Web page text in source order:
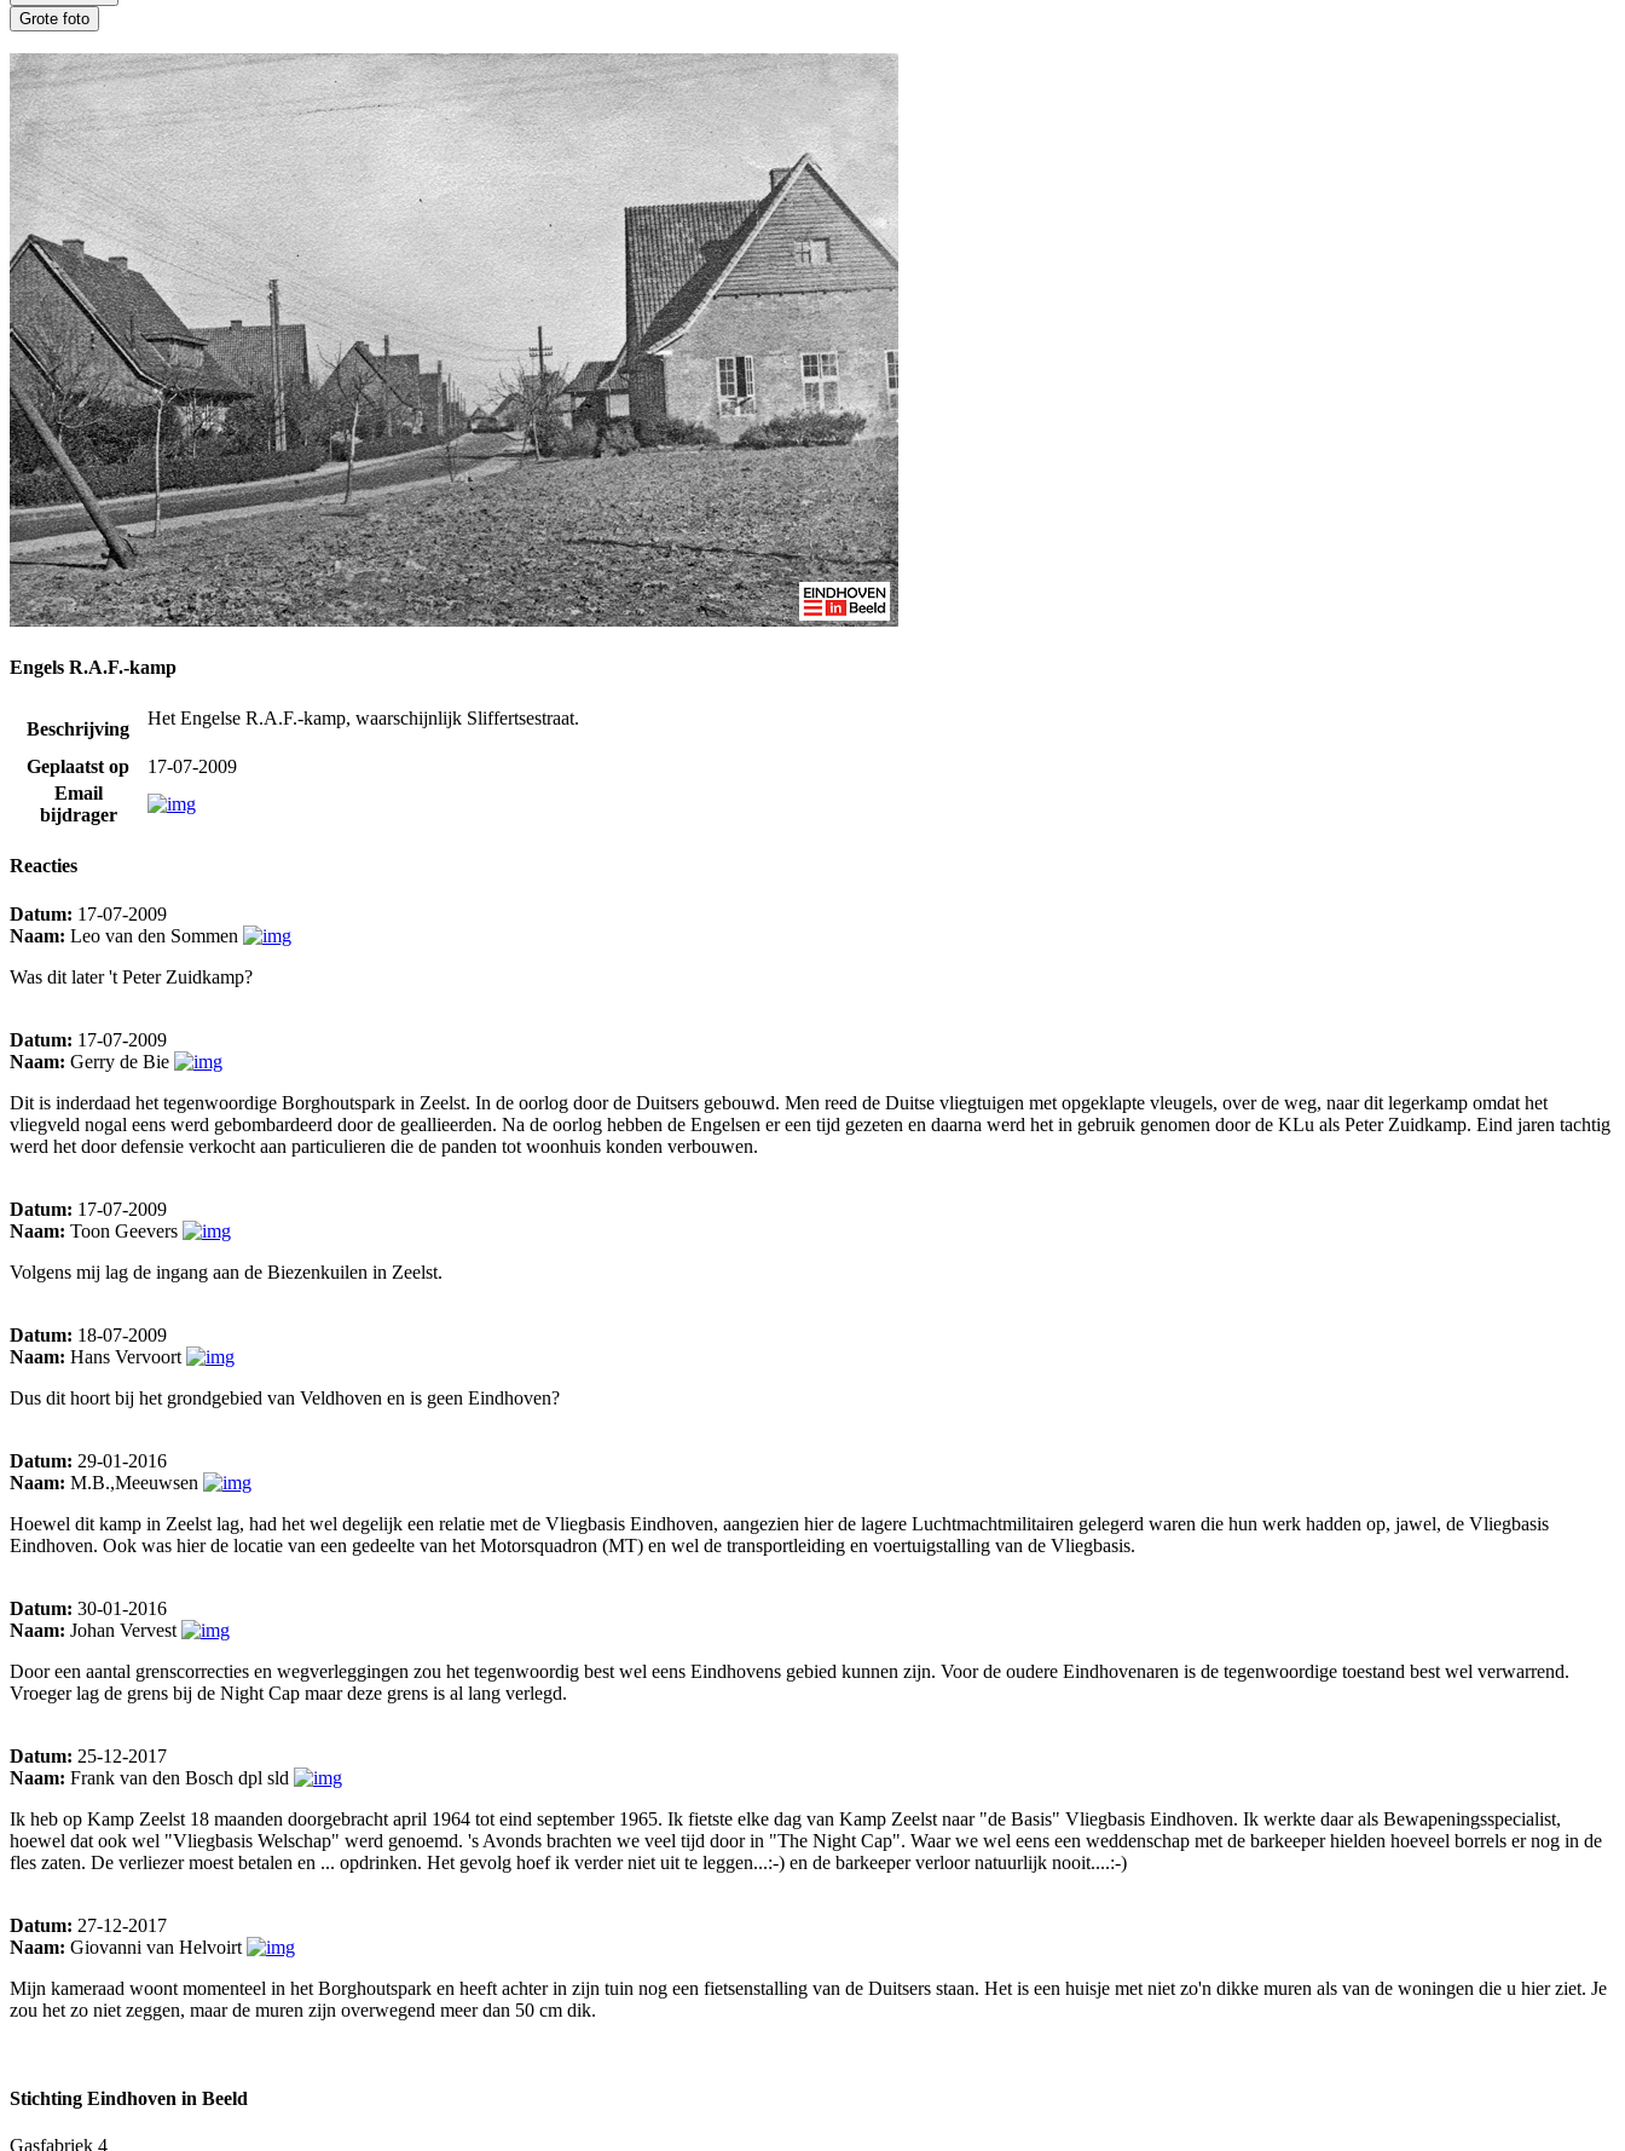
Engels R.A.F.-kamp
Beschrijving
Het Engelse R.A.F.-kamp, waarschijnlijk Sliffertsestraat.
Geplaatst op
17-07-2009
Email
bijdrager
Reacties
Datum: 17-07-2009
Naam: Leo van den Sommen
Was dit later 't Peter Zuidkamp?
Datum: 17-07-2009
Naam: Gerry de Bie
Dit is inderdaad het tegenwoordige Borghoutspark in Zeelst. In de oorlog door de Duitsers gebouwd. Men reed de Duitse vliegtuigen met opgeklapte vleugels, over de weg, naar dit legerkamp omdat het
vliegveld nogal eens werd gebombardeerd door de geallieerden. Na de oorlog hebben de Engelsen er een tijd gezeten en daarna werd het in gebruik genomen door de KLu als Peter Zuidkamp. Eind jaren tachtig
werd het door defensie verkocht aan particulieren die de panden tot woonhuis konden verbouwen.
Datum: 17-07-2009
Naam: Toon Geevers
Volgens mij lag de ingang aan de Biezenkuilen in Zeelst.
Datum: 18-07-2009
Naam: Hans Vervoort
Dus dit hoort bij het grondgebied van Veldhoven en is geen Eindhoven?
Datum: 29-01-2016
Naam: M.B.,Meeuwsen
Hoewel dit kamp in Zeelst lag, had het wel degelijk een relatie met de Vliegbasis Eindhoven, aangezien hier de lagere Luchtmachtmilitairen gelegerd waren die hun werk hadden op, jawel, de Vliegbasis
Eindhoven. Ook was hier de locatie van een gedeelte van het Motorsquadron (MT) en wel de transportleiding en voertuigstalling van de Vliegbasis.
Datum: 30-01-2016
Naam: Johan Vervest
Door een aantal grenscorrecties en wegverleggingen zou het tegenwoordig best wel eens Eindhovens gebied kunnen zijn. Voor de oudere Eindhovenaren is de tegenwoordige toestand best wel verwarrend.
Vroeger lag de grens bij de Night Cap maar deze grens is al lang verlegd.
Datum: 25-12-2017
Naam: Frank van den Bosch dpl sld
Ik heb op Kamp Zeelst 18 maanden doorgebracht april 1964 tot eind september 1965. Ik fietste elke dag van Kamp Zeelst naar "de Basis" Vliegbasis Eindhoven. Ik werkte daar als Bewapeningsspecialist,
hoewel dat ook wel "Vliegbasis Welschap" werd genoemd. 's Avonds brachten we veel tijd door in "The Night Cap". Waar we wel eens een weddenschap met de barkeeper hielden hoeveel borrels er nog in de
fles zaten. De verliezer moest betalen en ... opdrinken. Het gevolg hoef ik verder niet uit te leggen...:-) en de barkeeper verloor natuurlijk nooit....:-)
Datum: 27-12-2017
Naam: Giovanni van Helvoirt
Mijn kameraad woont momenteel in het Borghoutspark en heeft achter in zijn tuin nog een fietsenstalling van de Duitsers staan. Het is een huisje met niet zo'n dikke muren als van de woningen die u hier ziet. Je
zou het zo niet zeggen, maar de muren zijn overwegend meer dan 50 cm dik.
Stichting Eindhoven in Beeld
Gasfabriek 4